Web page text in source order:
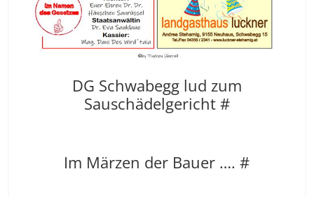
DG Schwabegg lud zum
Sauschädelgericht #
Im Märzen der Bauer …. #